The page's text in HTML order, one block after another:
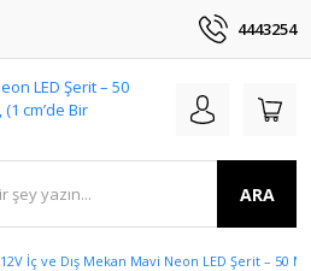
4443254
ARA
12V İç ve Dış Mekan Mavi Neon LED Şerit – 50